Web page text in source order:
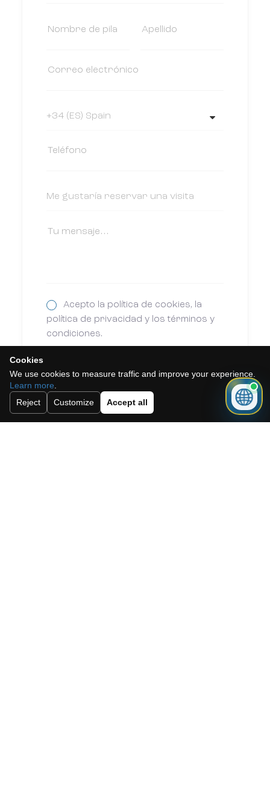
Acepto la política de cookies, la
política de privacidad y los términos y
condiciones.
Enviar
Cookies
We use cookies to measure traffic and improve your experience.
Learn more
Reject
Customize Accept all